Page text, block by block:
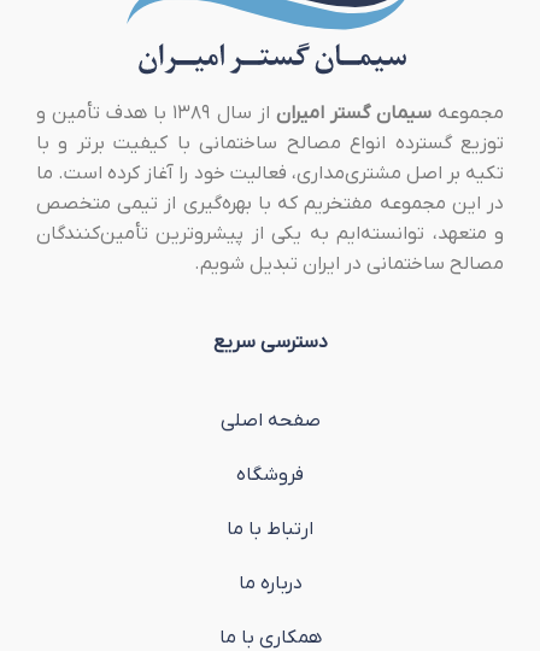
مجموعهسیمان گستر امیران
از سال ۱۳۸۹ با هدف تأمین و
توزیع گسترده انواع مصالح ساختمانی با کیفیت برتر و با
تکیه بر اصل مشتری‌مداری، فعالیت خود را آغاز کرده است. ما
در این مجموعه مفتخریم که با بهره‌گیری از تیمی متخصص
و متعهد، توانسته‌ایم به یکی از پیشروترین تأمین‌کنندگان
مصالح ساختمانی در ایران تبدیل شویم.
دسترسی سریع
صفحه اصلی
فروشگاه
ارتباط با ما
درباره ما
همکاری با ما